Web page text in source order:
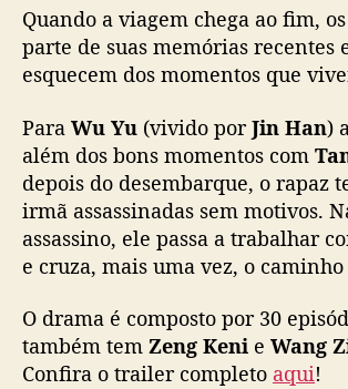
Quando a viagem chega ao fim,
parte de suas memórias recentes
esquecem dos momentos que
Para Wu Yu (vivido porJin Han)
além dos bons momentos com
depois do desembarque, o rapaz
irmã assassinadas sem motivos.
assassino, ele passa a trabalhar
e cruza, mais uma vez, o caminho
O drama é composto por 30
também tem Zeng Keni e Wang
Confira o trailer completo aqui!